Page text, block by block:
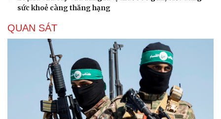
sức khoẻ càng thăng hạng
QUAN SÁT